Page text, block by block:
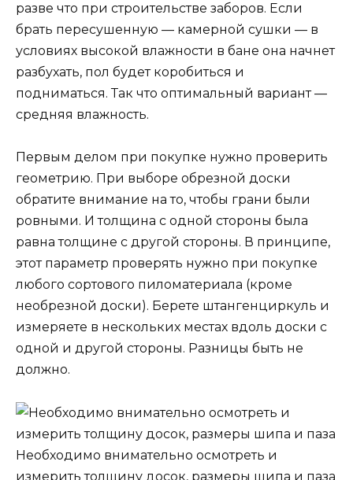
разве что при строительстве заборов. Если
брать пересушенную — камерной сушки — в
условиях высокой влажности в бане она начнет
разбухать, пол будет коробиться и
подниматься. Так что оптимальный вариант —
средняя влажность.
Первым делом при покупке нужно проверить
геометрию. При выборе обрезной доски
обратите внимание на то, чтобы грани были
ровными. И толщина с одной стороны была
равна толщине с другой стороны. В принципе,
этот параметр проверять нужно при покупке
любого сортового пиломатериала (кроме
необрезной доски). Берете штангенциркуль и
измеряете в нескольких местах вдоль доски с
одной и другой стороны. Разницы быть не
должно.
Необходимо внимательно осмотреть и
измерить толщину досок, размеры шипа и паза